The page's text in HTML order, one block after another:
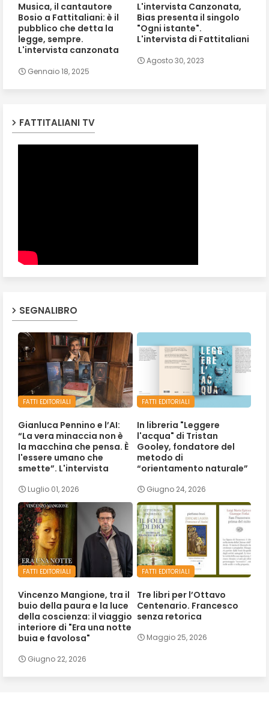
Musica, il cantautore
Bosio a Fattitaliani: è il
pubblico che detta la
legge, sempre.
L'intervista canzonata
Gennaio 18, 2025
L'intervista Canzonata,
Bias presenta il singolo
"Ogni istante".
L'intervista di Fattitaliani
Agosto 30, 2023
FATTITALIANI TV
SEGNALIBRO
FATTI EDITORIALI
Gianluca Pennino e l’AI:
“La vera minaccia non è
la macchina che pensa. È
l'essere umano che
smette”. L'intervista
Luglio 01, 2026
FATTI EDITORIALI
In libreria "Leggere
l'acqua" di Tristan
Gooley, fondatore del
metodo di
“orientamento naturale”
Giugno 24, 2026
FATTI EDITORIALI
Vincenzo Mangione, tra il
buio della paura e la luce
della coscienza: il viaggio
interiore di "Era una notte
buia e favolosa"
Giugno 22, 2026
FATTI EDITORIALI
Tre libri per l’Ottavo
Centenario. Francesco
senza retorica
Maggio 25, 2026